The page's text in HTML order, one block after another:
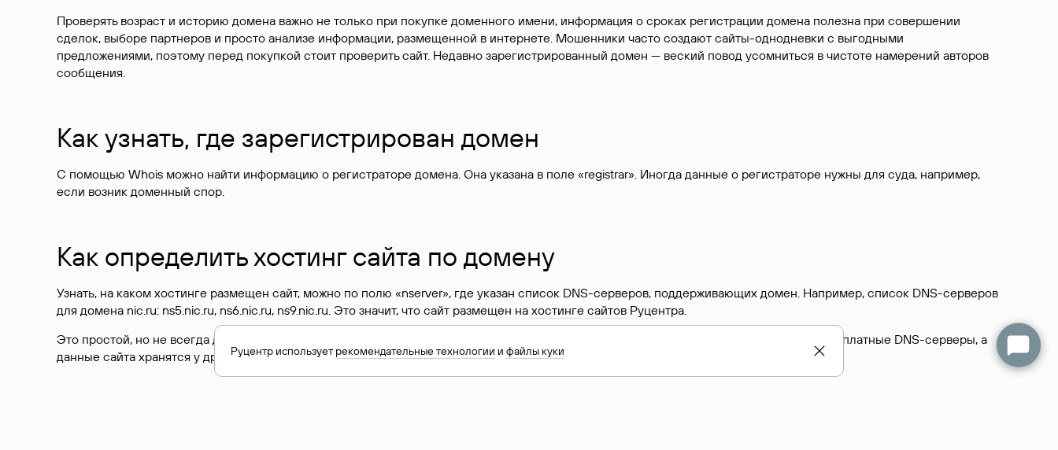
Проверять возраст и историю домена важно не только при покупке доменного имени, информация о сроках регистрации домена полезна при совершении
сделок, выборе партнеров и просто анализе информации, размещенной в интернете. Мошенники часто создают сайты-однодневки с выгодными
предложениями, поэтому перед покупкой стоит проверить сайт. Недавно зарегистрированный домен — веский повод усомниться в чистоте намерений авторов
сообщения.
Как узнать, где зарегистрирован домен
С помощью Whois можно найти информацию о регистраторе домена. Она указана в поле «registrar». Иногда данные о регистраторе нужны для суда, например,
если возник доменный спор.
Как определить хостинг сайта по домену
Узнать, на каком хостинге размещен сайт, можно по полю «nserver», где указан список DNS-серверов, поддерживающих домен. Например, список DNS-серверов
для домена nic.ru: ns5.nic.ru, ns6.nic.ru, ns9.nic.ru. Это значит, что сайт размещен на хостинге сайтов Руцентра.
Это простой, но не всегда достоверный способ узнать хостинг-провайдера сайта. Иногда владельцы сайтов делегируют домен на бесплатные DNS-серверы, а
данные сайта хранятся у другого хостинг-провайдера.
Руцентр использует рекомендательные технологии и файлы куки